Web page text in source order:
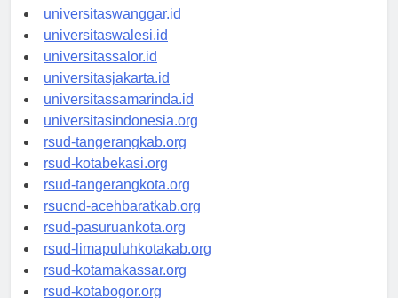
universitassorong.id
universitaswanggar.id
universitaswalesi.id
universitassalor.id
universitasjakarta.id
universitassamarinda.id
universitasindonesia.org
rsud-tangerangkab.org
rsud-kotabekasi.org
rsud-tangerangkota.org
rsucnd-acehbaratkab.org
rsud-pasuruankota.org
rsud-limapuluhkotakab.org
rsud-kotamakassar.org